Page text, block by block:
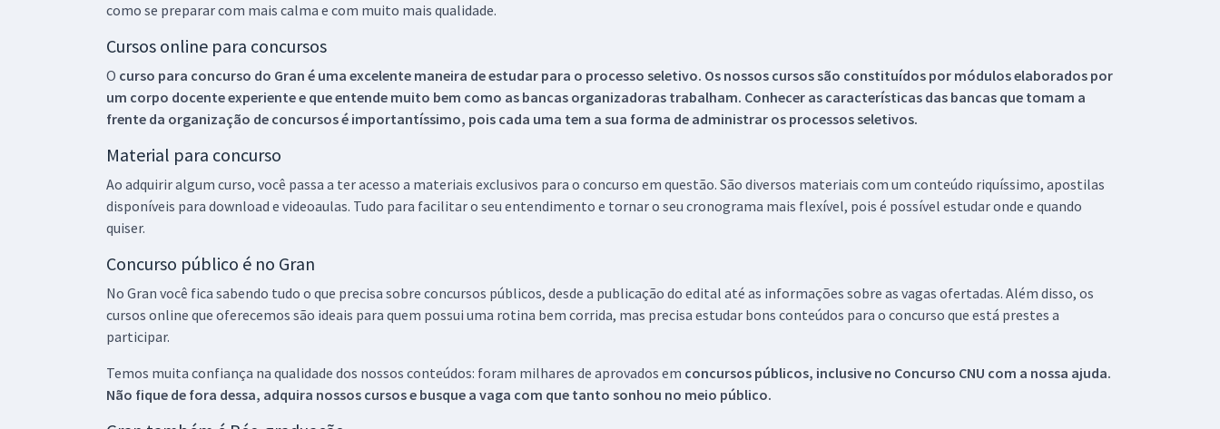
como se preparar com mais calma e com muito mais qualidade.
Cursos online para concursos
O curso para concurso do Gran é uma excelente maneira de estudar para o processo seletivo. Os nossos cursos são constituídos por módulos elaborados por
um corpo docente experiente e que entende muito bem como as bancas organizadoras trabalham. Conhecer as características das bancas que tomam a
frente da organização de concursos é importantíssimo, pois cada uma tem a sua forma de administrar os processos seletivos.
Material para concurso
Ao adquirir algum curso, você passa a ter acesso a materiais exclusivos para o concurso em questão. São diversos materiais com um conteúdo riquíssimo, apostilas
disponíveis para download e videoaulas. Tudo para facilitar o seu entendimento e tornar o seu cronograma mais flexível, pois é possível estudar onde e quando
quiser.
Concurso público é no Gran
No Gran você fica sabendo tudo o que precisa sobre concursos públicos, desde a publicação do edital até as informações sobre as vagas ofertadas. Além disso, os
cursos online que oferecemos são ideais para quem possui uma rotina bem corrida, mas precisa estudar bons conteúdos para o concurso que está prestes a
participar.
Temos muita confiança na qualidade dos nossos conteúdos: foram milhares de aprovados em concursos públicos, inclusive no Concurso CNU com a nossa ajuda.
Não fique de fora dessa, adquira nossos cursos e busque a vaga com que tanto sonhou no meio público.